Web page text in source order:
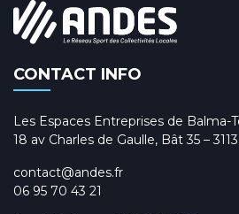
CONTACT INFO
Les Espaces Entreprises de Balma-
18 av Charles de Gaulle, Bât 35 –
contact@andes.fr
06 95 70 43 21